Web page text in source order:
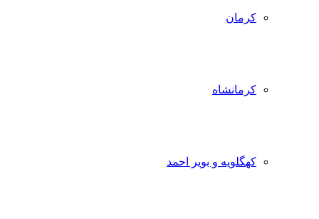
کرمان
کرمانشاه
کهگلویه و بویر احمد